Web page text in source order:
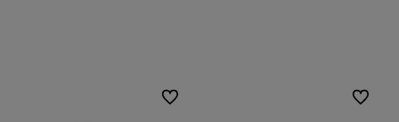
Do ulubionych Do